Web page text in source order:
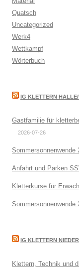
Quatsch
Uncategorized
Werk4
Wettkampf
Wörterbuch
IG KLETTERN
Gastfamilie für
2026-07-26
Sommersonnenwende
Anfahrt und Parken
Kletterkurse für
Sommersonnenwende
IG KLETTERN
Klettern, Technik und